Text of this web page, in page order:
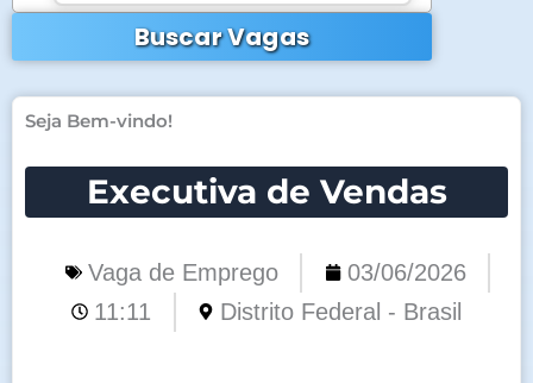
Buscar Vagas
Seja Bem-vindo!
Executiva de Vendas
Vaga de Emprego
03/06/2026
11:11
Distrito Federal - Brasil